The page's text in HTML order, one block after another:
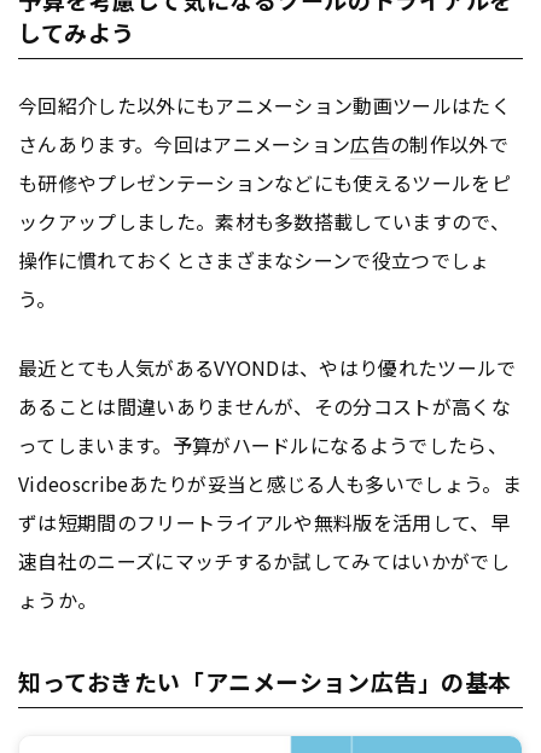
してみよう
今回紹介した以外にもアニメーション動画ツールはたく
さんあります。今回はアニメーション広告の制作以外で
も研修やプレゼンテーションなどにも使えるツールをピ
ックアップしました。素材も多数搭載していますので、
操作に慣れておくとさまざまなシーンで役立つでしょ
う。
最近とても人気があるVYONDは、やはり優れたツールで
あることは間違いありませんが、その分コストが高くな
ってしまいます。予算がハードルになるようでしたら、
Videoscribeあたりが妥当と感じる人も多いでしょう。ま
ずは短期間のフリートライアルや無料版を活用して、早
速自社のニーズにマッチするか試してみてはいかがでし
ょうか。
知っておきたい「アニメーション広告」の基本